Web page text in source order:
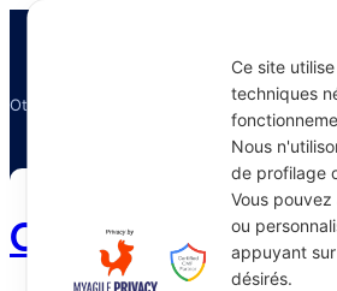
Otectours, le spécialiste du voyage
Otectours.com
Ce site
techniques
Nous
de profilage
Vous
ou
appuyant
désirés.